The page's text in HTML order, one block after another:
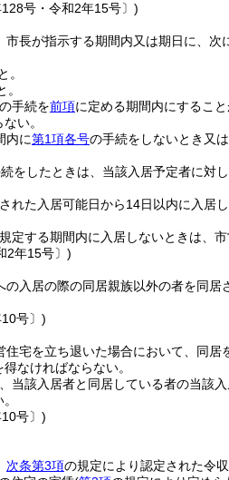
号・令和2年15号〕)
長が指示する期間内又は期日に、次
。
手続を前項に定める期間内にすること
い。
内に第1項各号の手続をしないとき又は
をしたときは、当該入居予定者に対
れた入居可能日から14日以内に入居し
定する期間内に入居しないときは、
2年15号〕)
入居の際の同居親族以外の者を同
号〕)
宅を立ち退いた場合において、同
なければならない。
当該入居者と同居している者の当該
号〕)
次条第3項の規定により認定された令収